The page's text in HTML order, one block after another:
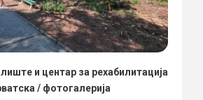
и центар за рехабилитација
/ фотогалерија